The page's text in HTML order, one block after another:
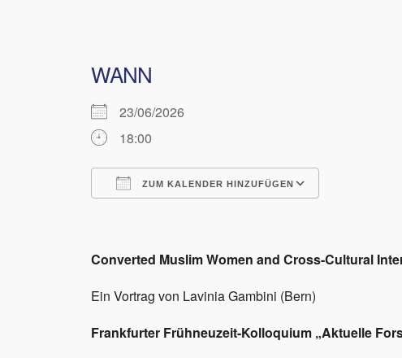
WANN
23/06/2026
18:00
ZUM KALENDER HINZUFÜGEN
Converted Muslim Women and Cross-Cultural
Ein Vortrag von Lavinia Gambini (Bern)
Frankfurter Frühneuzeit-Kolloquium „Aktuelle